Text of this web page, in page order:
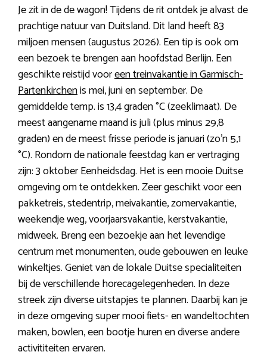
Je zit in de de wagon! Tijdens de rit ontdek je alvast de
prachtige natuur van Duitsland. Dit land heeft 83
miljoen mensen (augustus 2026). Een tip is ook om
een bezoek te brengen aan hoofdstad Berlijn. Een
geschikte reistijd vooreen treinvakantie in Garmisch-
Partenkirchenis mei, juni en september. De
gemiddelde temp. is 13,4 graden °C (zeeklimaat). De
meest aangename maand is juli (plus minus 29,8
graden) en de meest frisse periode is januari (zo’n 5,1
°C). Rondom de nationale feestdag kan er vertraging
zijn: 3 oktober Eenheidsdag. Het is een mooie Duitse
omgeving om te ontdekken. Zeer geschikt voor een
pakketreis, stedentrip, meivakantie, zomervakantie,
weekendje weg, voorjaarsvakantie, kerstvakantie,
midweek. Breng een bezoekje aan het levendige
centrum met monumenten, oude gebouwen en leuke
winkeltjes. Geniet van de lokale Duitse specialiteiten
bij de verschillende horecagelegenheden. In deze
streek zijn diverse uitstapjes te plannen. Daarbij kan je
in deze omgeving super mooi fiets- en wandeltochten
maken, bowlen, een bootje huren en diverse andere
activititeiten ervaren.